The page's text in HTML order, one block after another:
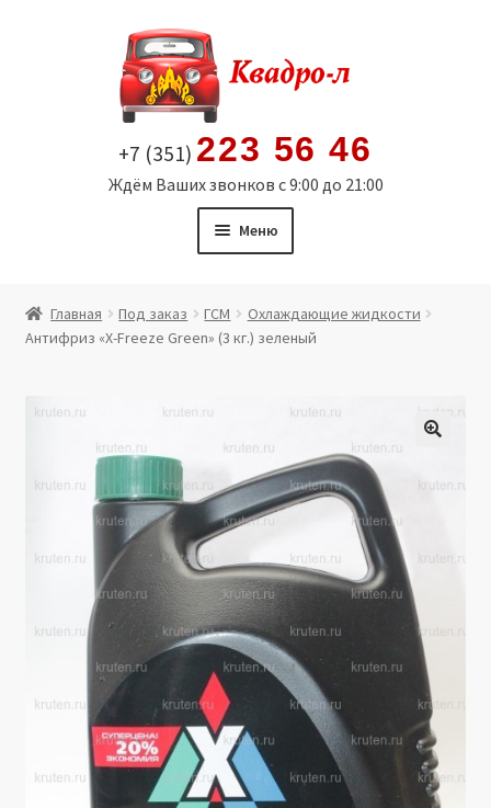
содержимому
+7 (351) 223 56 46
Ждём Ваших звонков с 9:00 до 21:00
Меню
Витрина
Политика в отношении обработки персональных
данных
Производители
Юридические данные
Главная Под заказ ГСМ
Охлаждающие жидкости
Антифриз «X-Freeze Green» (3 кг.) зеленый